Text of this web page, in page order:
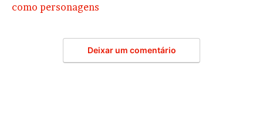
como personagens
Deixar um comentário